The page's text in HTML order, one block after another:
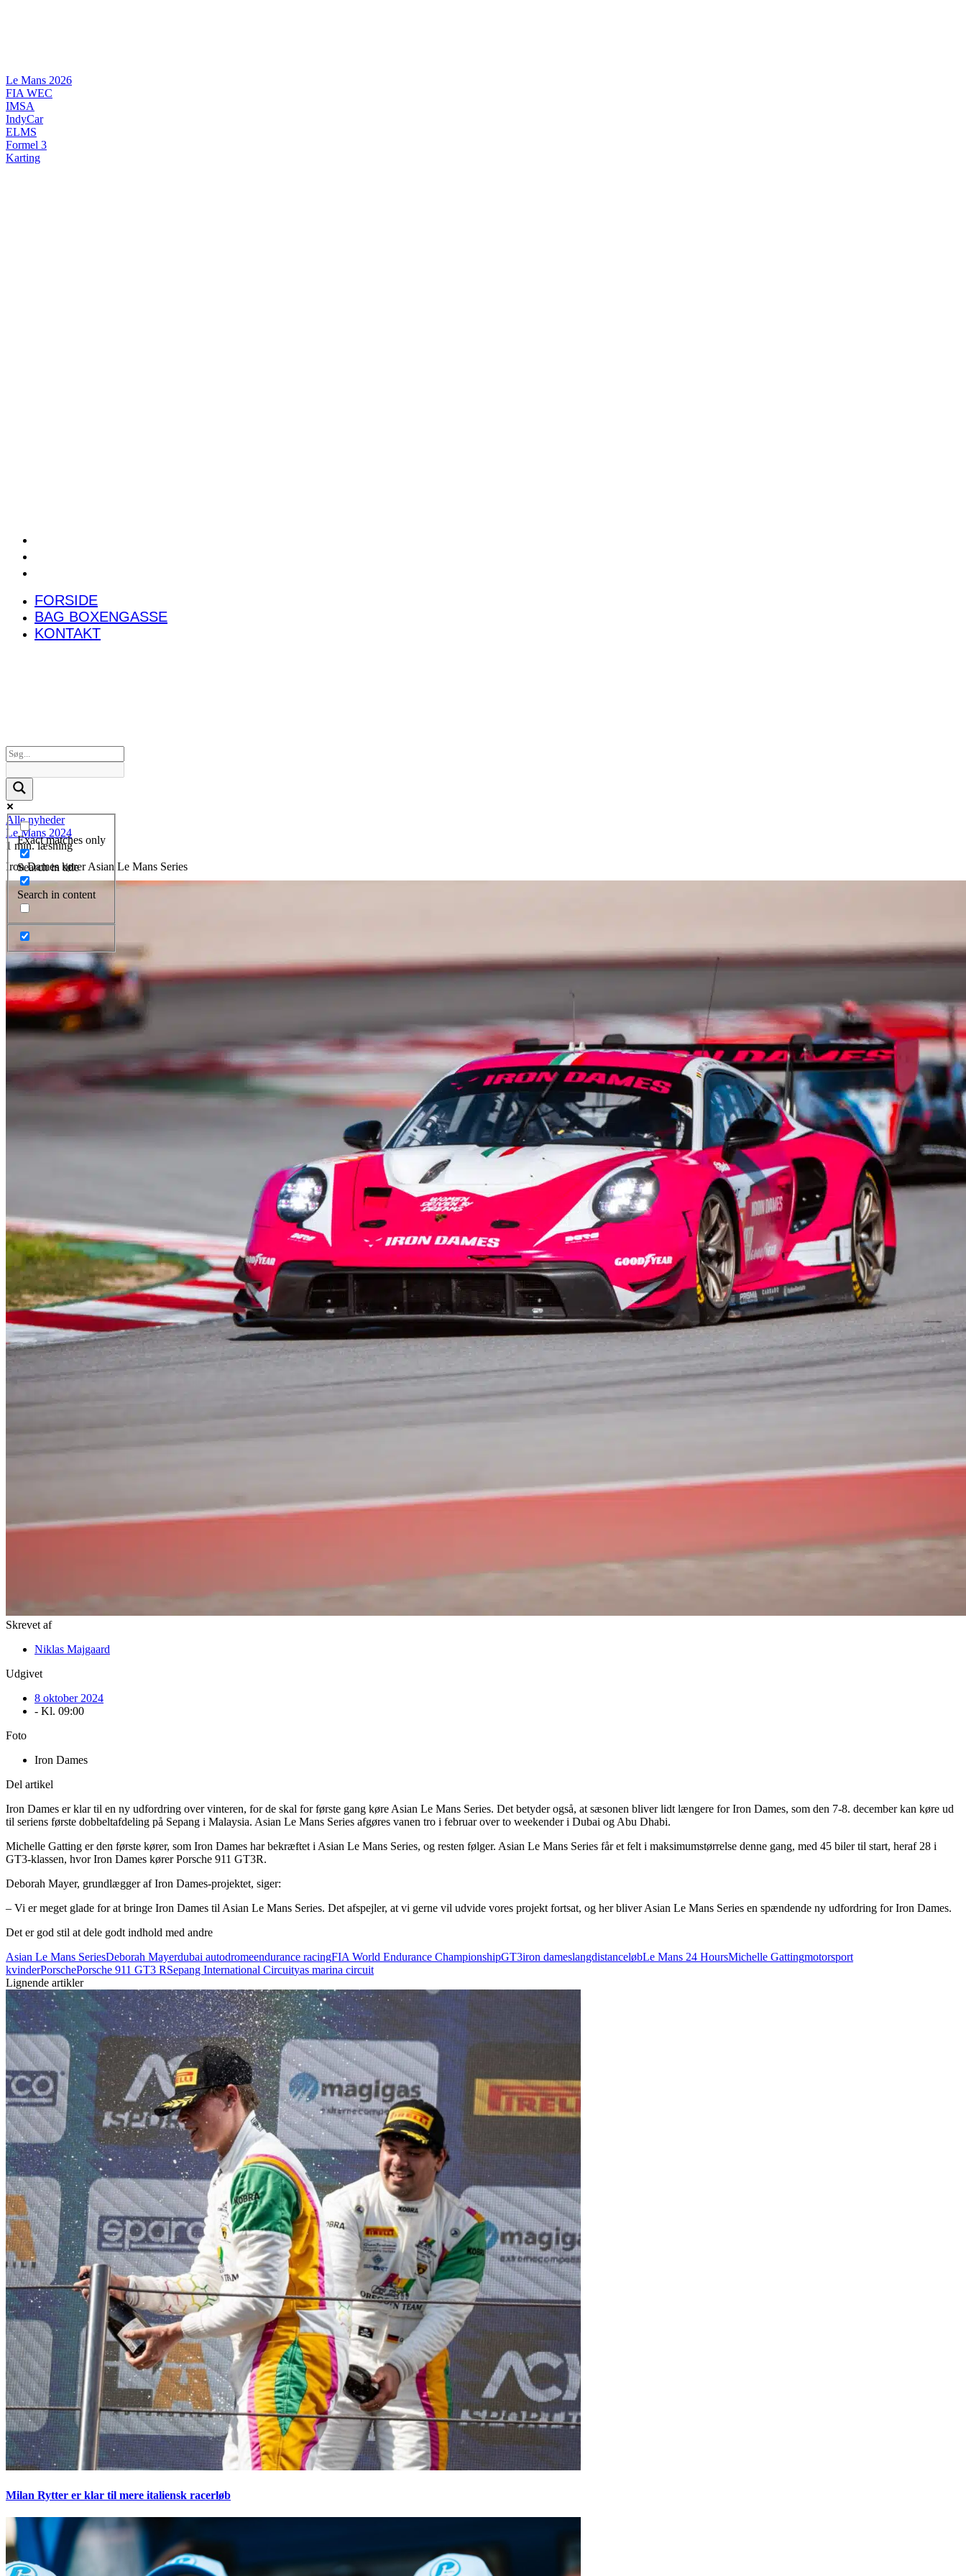
Le Mans 2026
FIA WEC
IMSA
IndyCar
ELMS
Formel 3
Karting
FORSIDE
BAG BOXENGASSE
KONTAKT
Exact matches only
Search in title
Search in content
Alle nyheder
Le Mans 2024
1 min. læsning
Iron Dames kører Asian Le Mans Series
Skrevet af
Niklas Majgaard
Udgivet
8 oktober 2024
- Kl. 09:00
Foto
Iron Dames
Del artikel
Iron Dames er klar til en ny udfordring over vinteren, for de skal for første gang køre Asian Le Mans Series. Det betyder også, at sæsonen bliver lidt længere for Iron Dames, som den 7-8. december kan køre ud
til seriens første dobbeltafdeling på Sepang i Malaysia. Asian Le Mans Series afgøres vanen tro i februar over to weekender i Dubai og Abu Dhabi.
Michelle Gatting er den første kører, som Iron Dames har bekræftet i Asian Le Mans Series, og resten følger. Asian Le Mans Series får et felt i maksimumstørrelse denne gang, med 45 biler til start, heraf 28 i
GT3-klassen, hvor Iron Dames kører Porsche 911 GT3R.
Deborah Mayer, grundlægger af Iron Dames-projektet, siger:
– Vi er meget glade for at bringe Iron Dames til Asian Le Mans Series. Det afspejler, at vi gerne vil udvide vores projekt fortsat, og her bliver Asian Le Mans Series en spændende ny udfordring for Iron Dames.
Det er god stil at dele godt indhold med andre
Asian Le Mans SeriesDeborah Mayerdubai autodromeendurance racingFIA World Endurance ChampionshipGT3iron dameslangdistanceløbLe Mans 24 HoursMichelle Gattingmotorsport
kvinderPorschePorsche 911 GT3 RSepang International Circuityas marina circuit
Lignende artikler
Milan Rytter er klar til mere italiensk racerløb